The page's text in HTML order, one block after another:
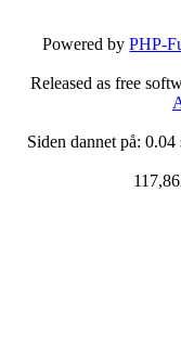
Powered byPHP-
Released as free
Siden dannet på: